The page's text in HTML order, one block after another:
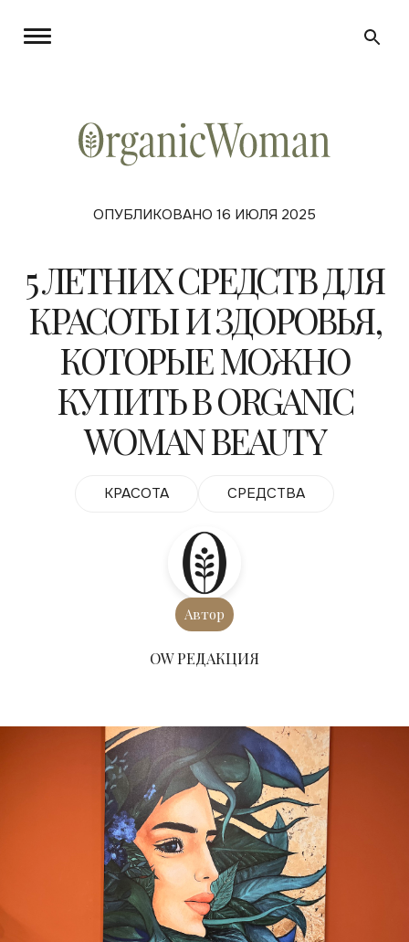
ОПУБЛИКОВАНО 16 ИЮЛЯ 2025
5 ЛЕТНИХ СРЕДСТВ ДЛЯ
КРАСОТЫ И ЗДОРОВЬЯ,
КОТОРЫЕ МОЖНО
КУПИТЬ В ORGANIC
WOMAN BEAUTY
КРАСОТА СРЕДСТВА
Автор
ОW РЕДАКЦИЯ